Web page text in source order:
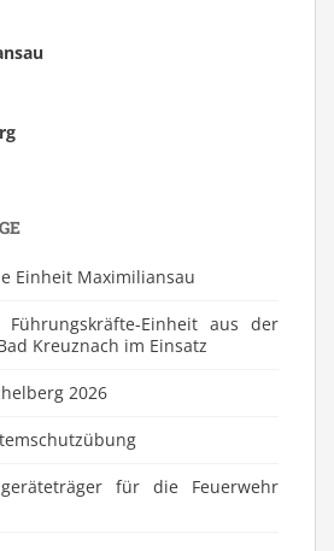
Einheit Maximiliansau
Einheit aus der
Kreuznach im Einsatz
2026
für die Feuerwehr